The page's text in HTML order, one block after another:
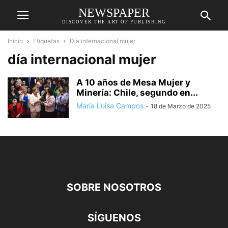
NEWSPAPER
DISCOVER THE ART OF PUBLISHING
Inicio Etiquetas Día internacional mujer
día internacional mujer
A 10 años de Mesa Mujer y
Minería: Chile, segundo en...
María Luisa Campos - 18 de Marzo de 2025
SOBRE NOSOTROS
SÍGUENOS